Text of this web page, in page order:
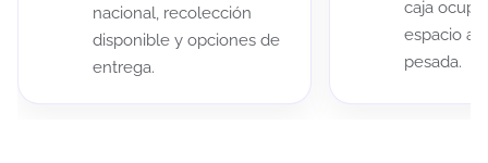
nacional, recolección
disponible y opciones de
entrega.
caja
espacio
pesada.